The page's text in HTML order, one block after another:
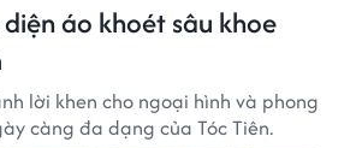
diện áo khoét sâu khoe
lời khen cho ngoại hình và phong
càng đa dạng của Tóc Tiên.